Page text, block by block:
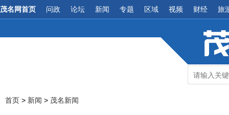
茂名网首页 问政 论坛 新闻 专题 区域 视频 财经 旅
首页 > 新闻 > 茂名新闻